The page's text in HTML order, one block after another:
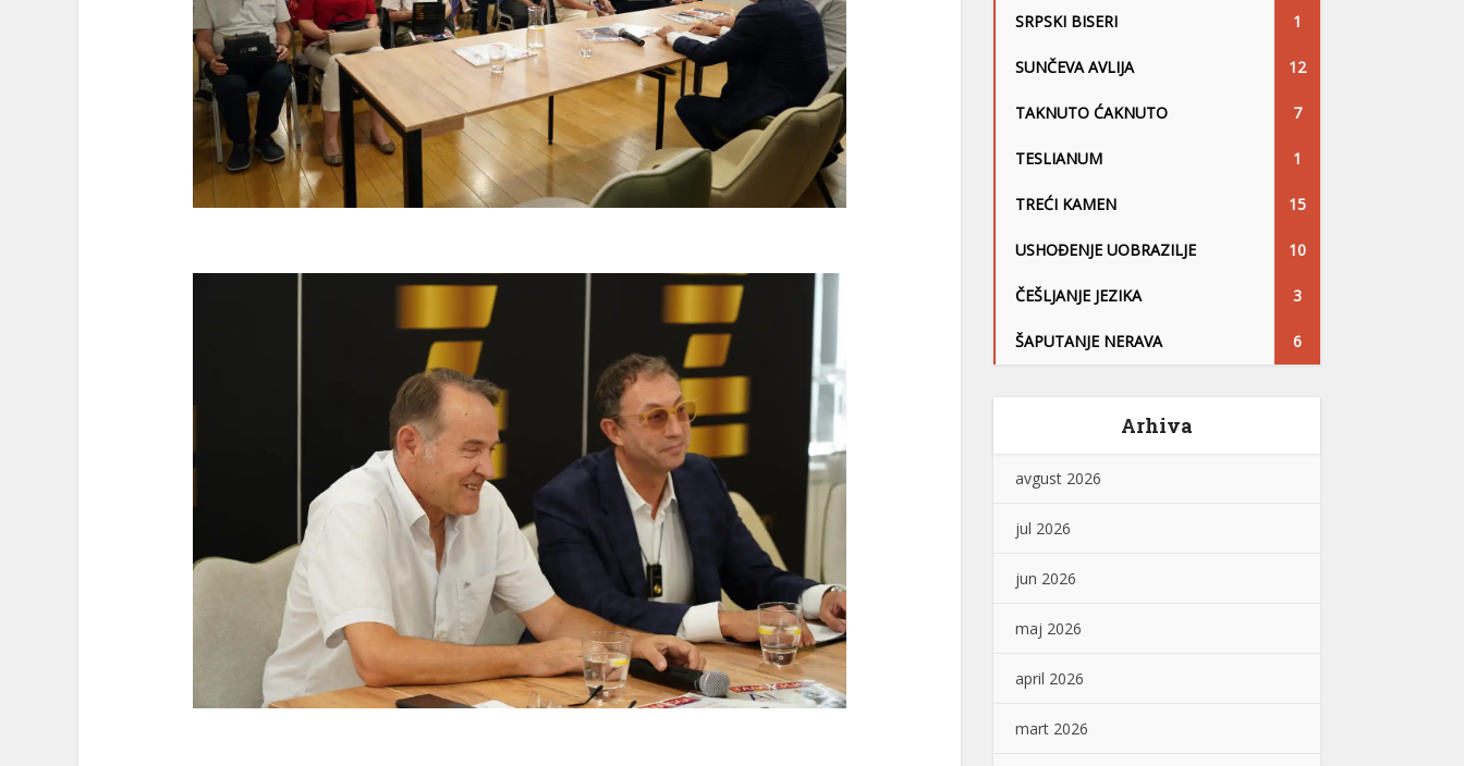
SRPSKI BISERI 1
SUNČEVA AVLIJA 12
TAKNUTO ĆAKNUTO 7
TESLIANUM 1
TREĆI KAMEN 15
USHOĐENJE UOBRAZILJE 10
ČEŠLJANJE JEZIKA 3
ŠAPUTANJE NERAVA 6
Arhiva
avgust 2026
jul 2026
jun 2026
maj 2026
april 2026
mart 2026